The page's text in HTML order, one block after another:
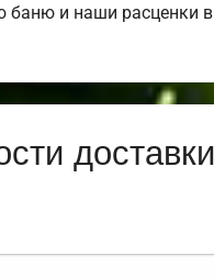
и наши расценки в
доставки